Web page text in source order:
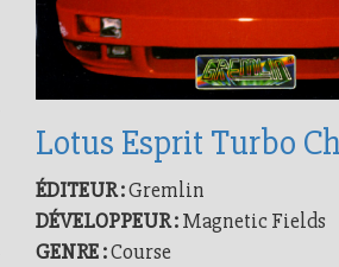
Lotus Esprit Turbo
ÉDITEUR :Gremlin
DÉVELOPPEUR :Magnetic Fields
GENRE :Course